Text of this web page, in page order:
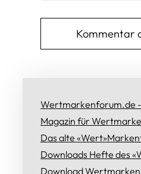
Wertmarkenforum.de
Magazin für
Das alte
Downloads Hefte des
Download